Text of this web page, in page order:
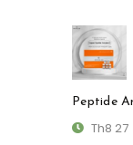
Peptide
Th8 27